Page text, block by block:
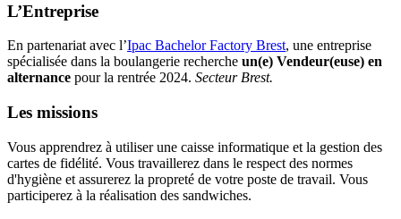
L’Entreprise
En partenariat avec l’Ipac Bachelor Factory Brest, une entreprise
spécialisée dans la boulangerie recherche un(e) Vendeur(euse) en
alternance pour la rentrée 2024. Secteur Brest.
Les missions
Vous apprendrez à utiliser une caisse informatique et la gestion des
cartes de fidélité. Vous travaillerez dans le respect des normes
d'hygiène et assurerez la propreté de votre poste de travail. Vous
participerez à la réalisation des sandwiches.